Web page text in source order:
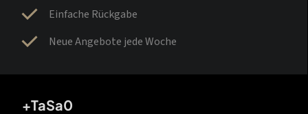
Einfache Rückgabe
Neue Angebote jede Woche
+TaSa0